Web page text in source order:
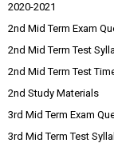
2020-2021
2nd Mid Term Exam
2nd Mid Term Test
2nd Mid Term Test
2nd Study Materials
3rd Mid Term Exam
3rd Mid Term Test